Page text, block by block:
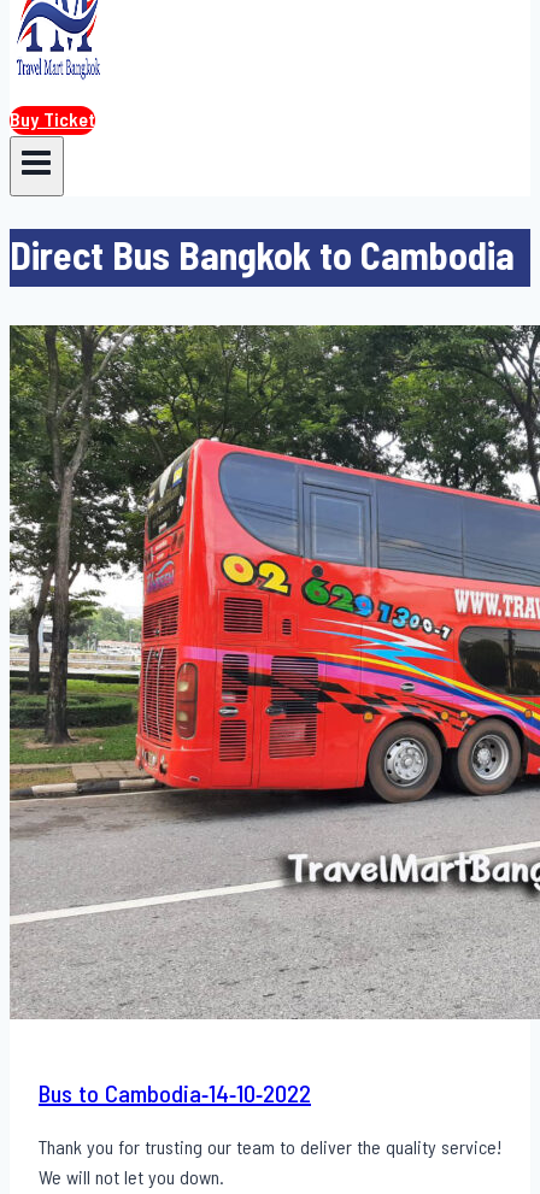
Buy Ticket
Direct​ Bus Bangkok to Cambodia
Bus to Cambodia-14-10-2022
Thank you for trusting our team to deliver the quality service!
We will not let you down.